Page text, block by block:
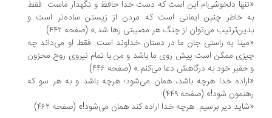
دلخوشی‌ام این است که دست خدا حافظ و نگهدار ماست. فقط
خاطر چنین ایمانی است که مردن از زیستن ساده‌تر است و
می‌توان از چنگ هر مصیبتی رها شد.» (صفحه ۴۴۲)
به راستی جان ما در دستان خداوند است. فقط او می‌داند چه
ممکن است پیش روی ما باشد و من با تمام نیروی روح محزون
خود به درگاهش دعا می‌کنم.» (صفحه ۴۴۶)
خدا هرچه باشد، همان می‌شود؛ هرچه باشد و به هر سو که
شود!» (صفحه ۴۴۹)
دیر برسیم. هرچه خدا اراده کند همان می‌شود!» (صفحه ۴۶۲)